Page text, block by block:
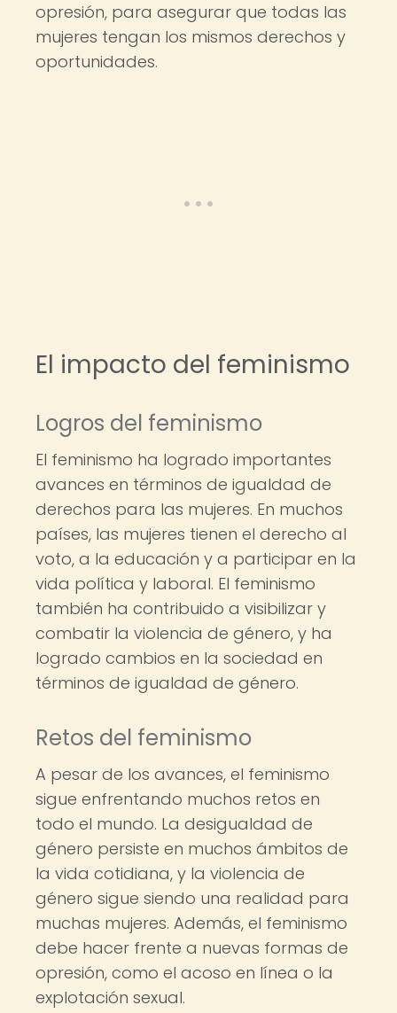
opresión, para asegurar que todas las
mujeres tengan los mismos derechos y
oportunidades.
El impacto del feminismo
Logros del feminismo
El feminismo ha logrado importantes
avances en términos de igualdad de
derechos para las mujeres. En muchos
países, las mujeres tienen el derecho al
voto, a la educación y a participar en la
vida política y laboral. El feminismo
también ha contribuido a visibilizar y
combatir la violencia de género, y ha
logrado cambios en la sociedad en
términos de igualdad de género.
Retos del feminismo
A pesar de los avances, el feminismo
sigue enfrentando muchos retos en
todo el mundo. La desigualdad de
género persiste en muchos ámbitos de
la vida cotidiana, y la violencia de
género sigue siendo una realidad para
muchas mujeres. Además, el feminismo
debe hacer frente a nuevas formas de
opresión, como el acoso en línea o la
explotación sexual.